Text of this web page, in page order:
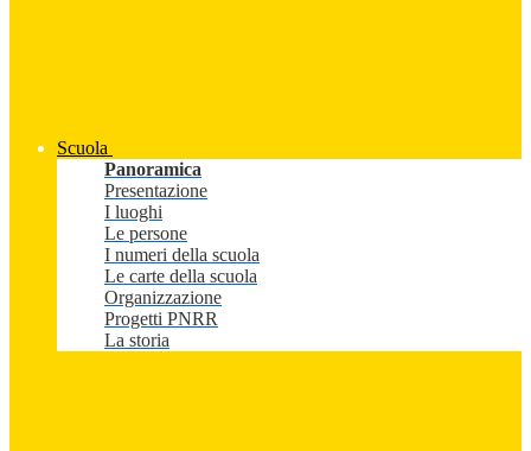
Scuola
Panoramica
Presentazione
I luoghi
Le persone
I numeri della scuola
Le carte della scuola
Organizzazione
Progetti PNRR
La storia